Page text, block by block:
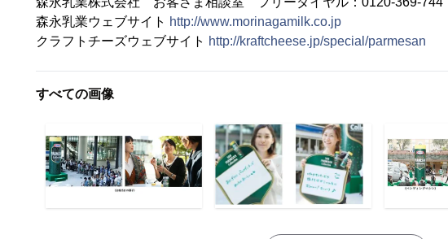
森永乳業ウェブサイト http://www.morinagamilk.co.jp
クラフトチーズウェブサイト http://kraftcheese.jp/special/parmesan
すべての画像